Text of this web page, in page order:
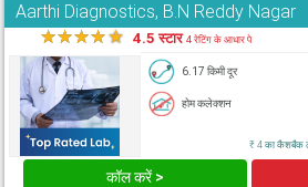
Aarthi Diagnostics, B.N Reddy Nagar
★★★★★ 4.5 स्टार4 रेटिंग के आधार पे
6.17 किमी दूर
होम कलेक्शन
₹ 4 का कैशबैक
कॉल करें >